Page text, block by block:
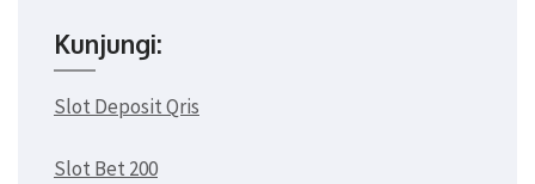
Kunjungi:
Slot Deposit Qris
Slot Bet 200